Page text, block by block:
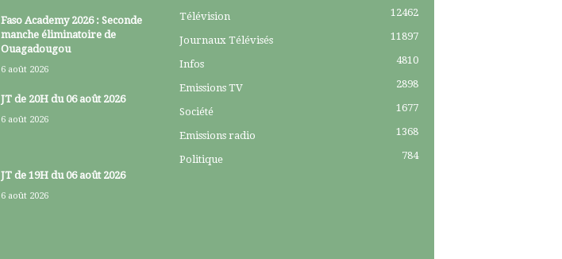
Faso Academy 2026 : Seconde
manche éliminatoire de
Ouagadougou
6 août 2026
JT de 20H du 06 août 2026
6 août 2026
JT de 19H du 06 août 2026
6 août 2026
Télévision 12462
Journaux Télévisés 11897
Infos 4810
Emissions TV 2898
Société 1677
Emissions radio 1368
Politique 784